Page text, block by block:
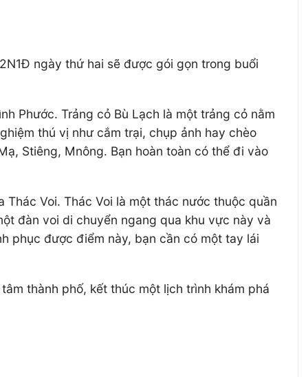
ngày thứ hai sẽ được gói gọn trong buổi
Phước. Trảng cỏ Bù Lạch là một trảng cỏ nằm
thú vị như cắm trại, chụp ảnh hay chèo
Stiêng, Mnông. Bạn hoàn toàn có thể đi vào
Voi. Thác Voi là một thác nước thuộc quần
đàn voi di chuyển ngang qua khu vực này và
phục được điểm này, bạn cần có một tay lái
thành phố, kết thúc một lịch trình khám phá